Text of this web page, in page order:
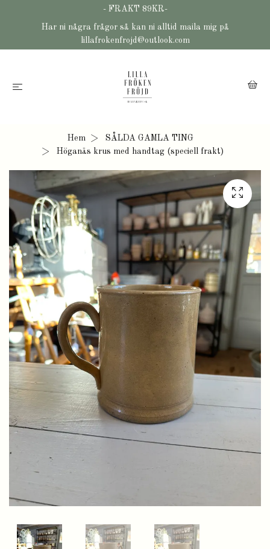
- FRAKT 89KR-
Har ni några frågor så kan ni alltid maila mig på
lillafrokenfrojd@outlook.com
Hem
SÅLDA GAMLA TING
Höganäs krus med handtag (speciell frakt)